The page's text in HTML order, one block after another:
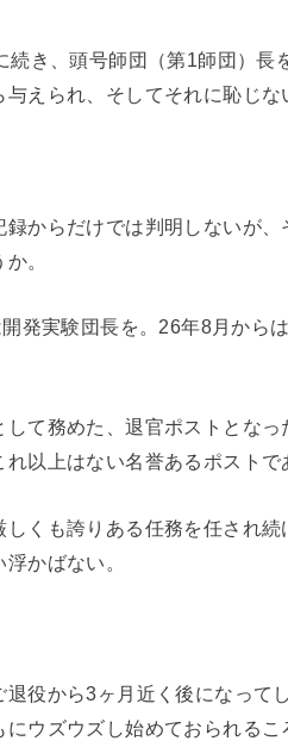
続き、頭号師団（第1師団）
えられ、そしてそれに恥じ
からだけでは判明しないが
。
発実験団長を。26年8月から
して務めた、退官ポストとな
以上はない名誉あるポストで
しくも誇りある任務を任され
かばない。
役から3ヶ月近く後になって
ウズウズし始めておられるこ